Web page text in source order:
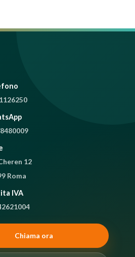
12
Roma
IVA
Chiama ora